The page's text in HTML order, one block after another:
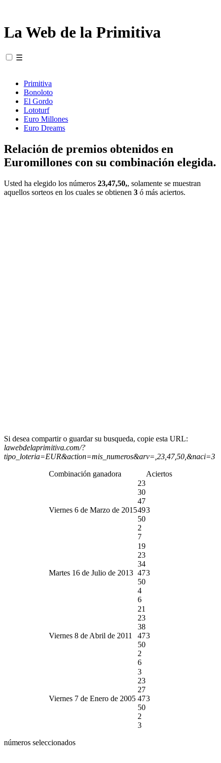
La Web de la Primitiva
☰
Primitiva
Bonoloto
El Gordo
Lototurf
Euro Millones
Euro Dreams
Relación de premios obtenidos en
Euromillones con su combinación elegida.
Usted ha elegido los números 23,47,50,, solamente se muestran
aquellos sorteos en los cuales se obtienen 3 ó más aciertos.
Si desea compartir o guardar su busqueda, copie esta URL:
lawebdelaprimitiva.com/?
tipo_loteria=EUR&action=mis_numeros&arv=,23,47,50,&naci=3
Combinación ganadora Aciertos
Viernes 6 de Marzo de 2015
23
30
47
49
50
2
7
3
Martes 16 de Julio de 2013
19
23
34
47
50
4
6
3
Viernes 8 de Abril de 2011
21
23
38
47
50
2
6
3
Viernes 7 de Enero de 2005
3
23
27
47
50
2
3
3
números seleccionados